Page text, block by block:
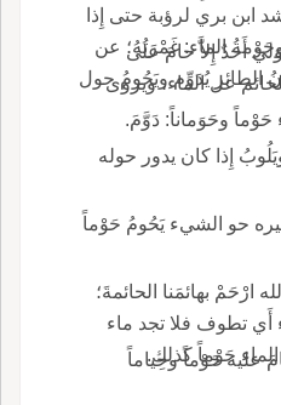
ابن بري لرؤبة حتى إِذا
الماء: غَمْرَتُهُ؛ عن
الطائر يُدَوِّم ويَحُومُ حول
أَحدٌ إِلاَّ حامَ على
عل الماء، ويروى
وحَوَماناً: دَوَّمَ.
إِذا كان يدور حوله
حو الشيء يَحُومُ حَوْماً
ارْحَمْ بهائمَنا الحائمةَ؛
أَي تطوف فلا تجد ماء
حَوْماً كذلك.
عليه حَوْماً وحِياماً